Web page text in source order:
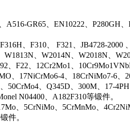
GR65、EN10222、P280GH
、F310、 F321、JB4728-
、W2014N、W2018N、
、F22、12Cr2Mo1、
、17NiCrMo6-4、18CrNiMo7-6
、Q345D、300M、17-
N04400、A182F310等锻件。
、5CrNiMo、5CrMnMo、
件。